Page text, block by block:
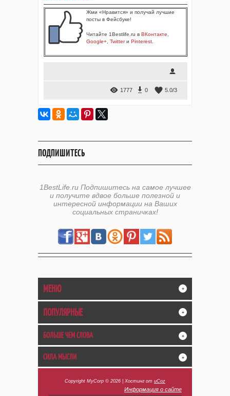
Жми «Нравится» и получай лучшие
посты в Фейсбуке!
Читайте 1Bestlife.ru в ВКонтакте
Google+ Twitterи Pinterest
1777 0 5.0/3
ПОДПИШИТЕСЬ
1BestLife.ru Подпишитесь на самое лучшее
и получите вдвое больше полезной и
интересной информации на Ваших
социальных страничках!
МЕНЮ +
ПОПУЛЯРНЫЕ +
БОЛЬШЕ ЧЕМ СЛОВА +
СИЛА МЫСЛИ +
Copyright MyCorp © 2026 Хостинг от uCoz
Информация о сайте